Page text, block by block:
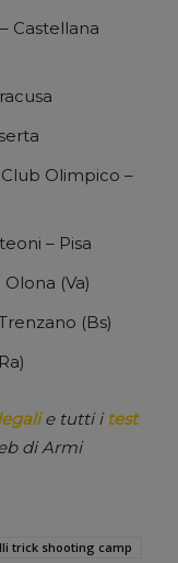
Castellana
Olimpico –
– Pisa
(Va)
(Bs)
e tutti i test
di Armi
trick shooting camp